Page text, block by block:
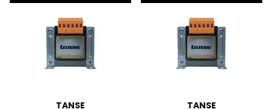
TANSE TANSE